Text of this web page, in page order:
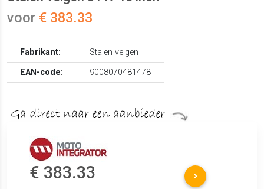
voor € 383.33
Fabrikant:
Stalen velgen
EAN-code:
9008070481478
€ 383.33